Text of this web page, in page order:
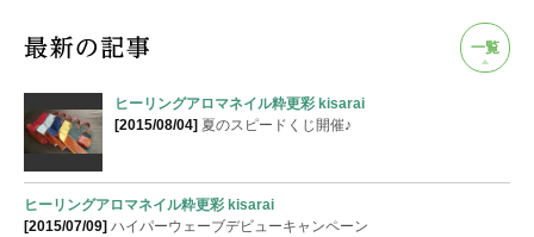
一覧
ヒーリングアロマネイル粋更彩 kisarai
[2015/08/04] 夏のスピードくじ開催♪
ヒーリングアロマネイル粋更彩 kisarai
[2015/07/09] ハイパーウェーブデビューキャンペーン